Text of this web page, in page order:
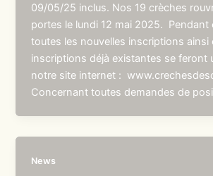
09/05/25 inclus. Nos 19 crèches
portes le lundi 12 mai 2025. Pendant
toutes les nouvelles inscriptions ainsi
inscriptions déjà existantes se feront
notre site internet :
Concernant toutes demandes de
News